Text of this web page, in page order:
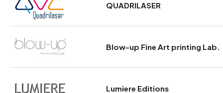
QUADRILASER
Blow-up Fine Art printing Lab.
Lumiere Editions